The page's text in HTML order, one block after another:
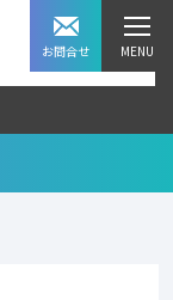
お問合せ